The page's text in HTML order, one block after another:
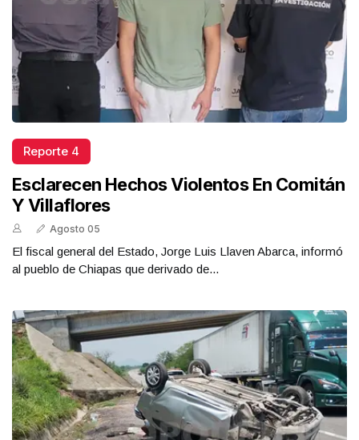
Reporte 4
Esclarecen Hechos Violentos En Comitán
Y Villaflores
Agosto 05
El fiscal general del Estado, Jorge Luis Llaven Abarca, informó
al pueblo de Chiapas que derivado de...